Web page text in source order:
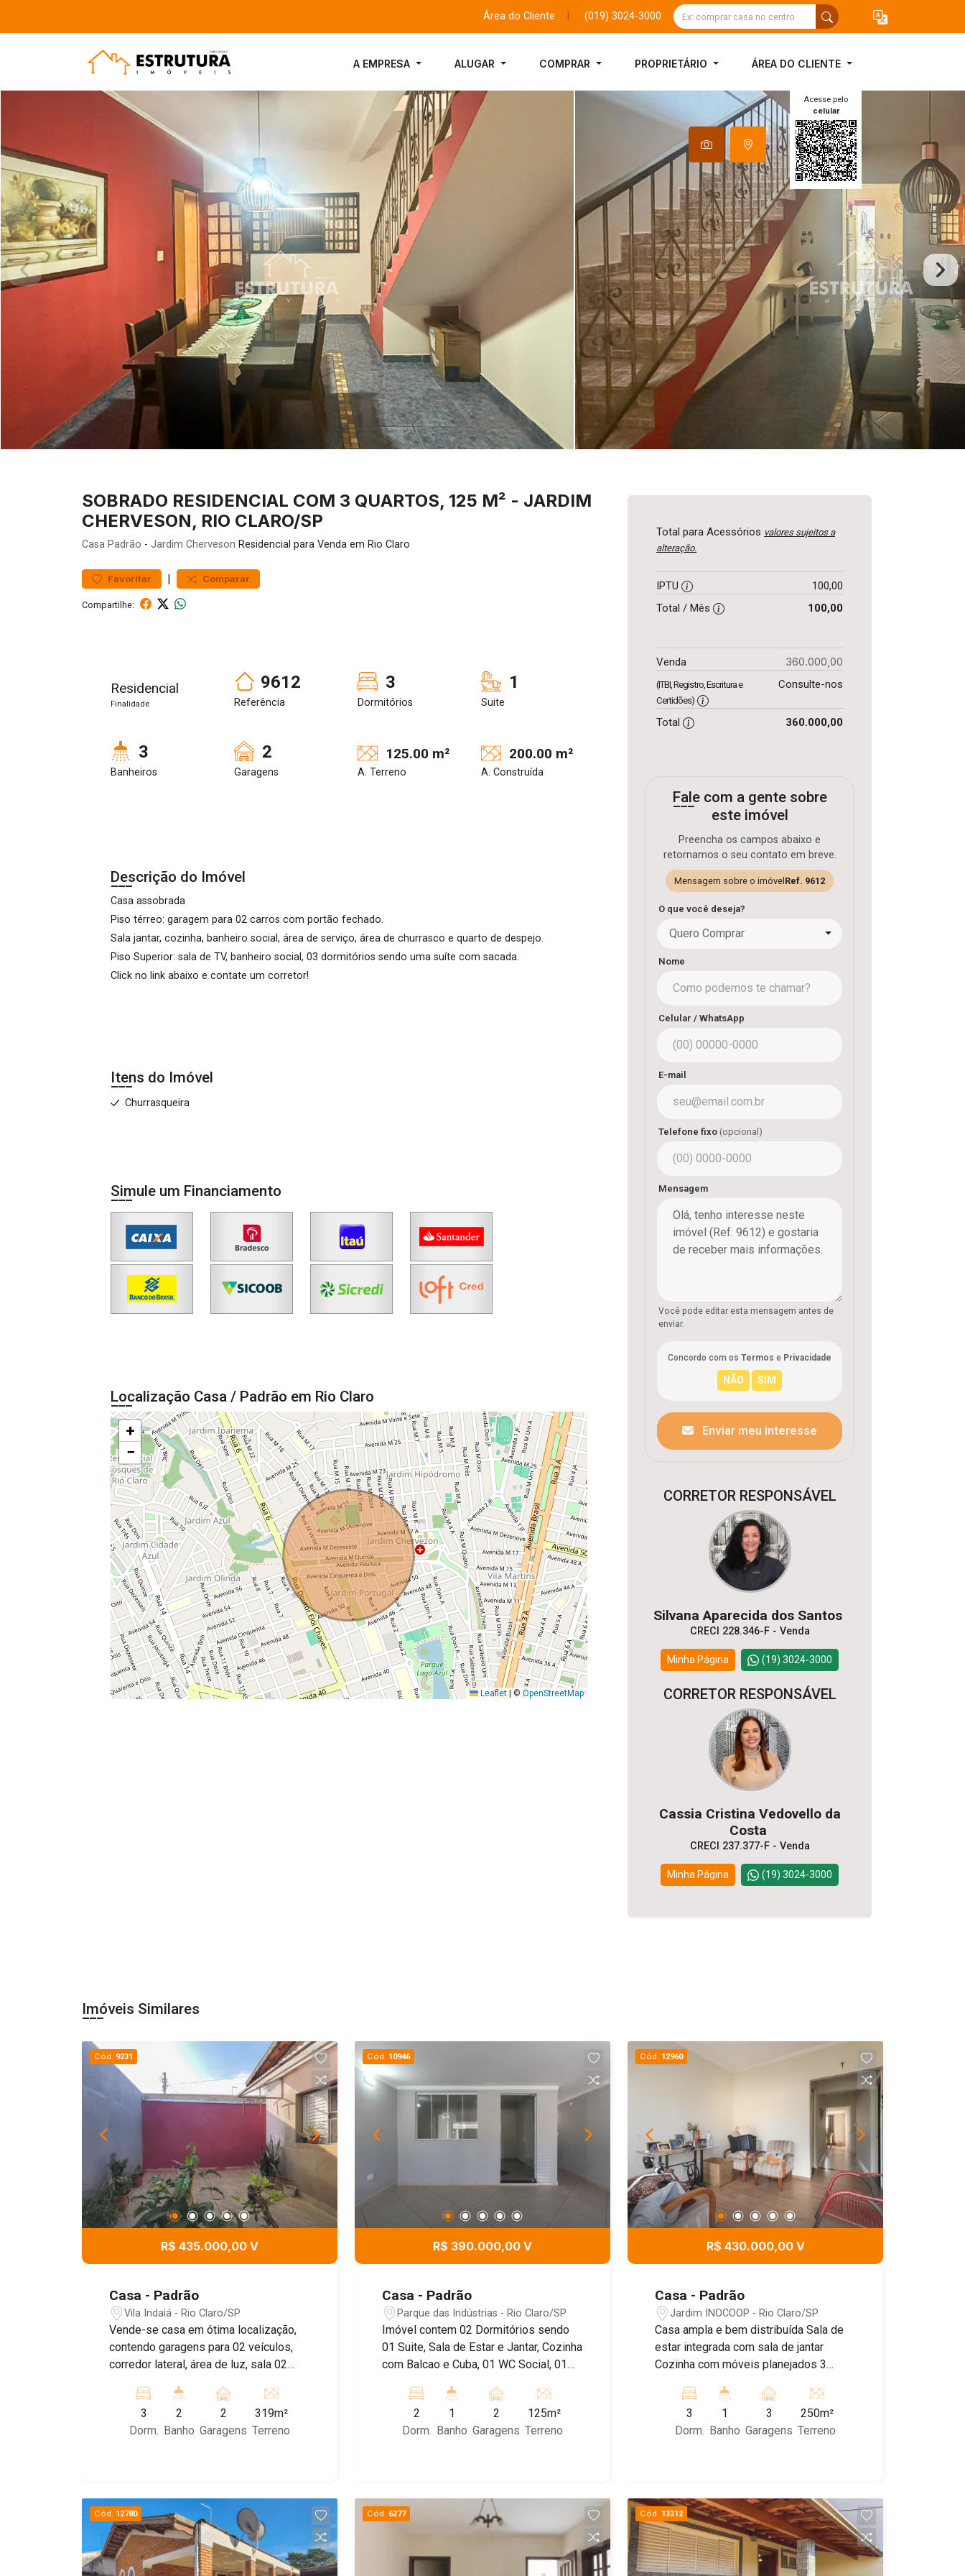
Área do Cliente (019) 3024-3000
A EMPRESA ALUGAR COMPRAR PROPRIETÁRIO ÁREA DO CLIENTE
Acesse pelo
celular
SOBRADO RESIDENCIAL COM 3 QUARTOS, 125 M² - JARDIM
CHERVESON, RIO CLARO/SP
Casa Padrão - Jardim Cherveson Residencial para Venda em Rio Claro
Favoritar | Comparar
Compartilhe:
Residencial
Finalidade
9612
Referência
3
Dormitórios
1
Suite
3
Banheiros
2
Garagens
125.00 m²
A. Terreno
200.00 m²
A. Construída
Descrição do Imóvel
Casa assobrada
Piso térreo: garagem para 02 carros com portão fechado.
Sala jantar, cozinha, banheiro social, área de serviço, área de churrasco e quarto de despejo.
Piso Superior: sala de TV, banheiro social, 03 dormitórios sendo uma suíte com sacada.
Click no link abaixo e contate um corretor!
Itens do Imóvel
Churrasqueira
Simule um Financiamento
Localização Casa / Padrão em Rio Claro
+
−
Leaflet ©OpenStreetMap
Total para Acessórios valores sujeitos a
alteração.
IPTU
100,00
Total / Mês
100,00
Venda 360.000,00
(ITBI, Registro, Escritura e
Certidões)
Consulte-nos
Total 360.000,00
Fale com a gente sobre
este imóvel
Preencha os campos abaixo e
retornamos o seu contato em breve.
Mensagem sobre o imóvel Ref. 9612
O que você deseja?
Quero Comprar
Nome
Celular / WhatsApp
E-mail
Telefone fixo (opcional)
Mensagem
Você pode editar esta mensagem antes de
enviar.
Concordo com os Termos e Privacidade
Enviar meu interesse
CORRETOR RESPONSÁVEL
Silvana Aparecida dos Santos
CRECI 228.346-F - Venda
Minha Página (19) 3024-3000
CORRETOR RESPONSÁVEL
Cassia Cristina Vedovello da
Costa
CRECI 237.377-F - Venda
Minha Página (19) 3024-3000
Imóveis Similares
Cód. 9231
R$ 435.000,00 V
Casa - Padrão
Vila Indaiá - Rio Claro/SP
Vende-se casa em ótima localização,
contendo garagens para 02 veículos,
corredor lateral, área de luz, sala 02
cozinha, área gourmet, quintal com
várias arvores e plantas
3
Dorm.
2
Banho
2
Garagens
319m²
Terreno
Cód. 10946
R$ 390.000,00 V
Casa - Padrão
Parque das Indústrias - Rio Claro/SP
Imóvel contem 02 Dormitórios sendo
01 Suite, Sala de Estar e Jantar, Cozinha
com Balcao e Cuba, 01 WC Social, 01
todos os comodos, Area de lazer com
Churrasqueira e 02 Vagas de Garagem!
Obs: imóvel com todo piso em
Voltagem bifásica! Agende uma visita
com um de nossos corretores!
2
Dorm.
1
Banho
2
Garagens
125m²
Terreno
Cód. 12960
R$ 430.000,00 V
Casa - Padrão
Jardim INOCOOP - Rio Claro/SP
Casa ampla e bem distribuída Sala de
estar integrada com sala de jantar
Cozinha com móveis planejados 3
para escritório Banheiro social Garagem
com capacidade para 3 carros Quintal
nos fundos com ótimo espaço Imóvel
3
Dorm.
1
Banho
3
Garagens
250m²
Terreno
Cód. 12780 Cód. 6277 Cód. 13312